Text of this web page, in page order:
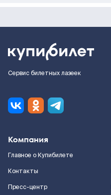
Сервис билетных лазеек
Компания
Главное о Купибилете
Контакты
Пресс-центр